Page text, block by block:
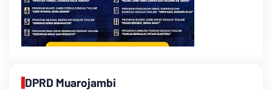
DPRD Muarojambi